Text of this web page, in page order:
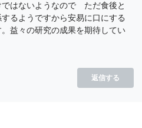
はないようなので ただ食後と
るようですから安易に口にする
益々の研究の成果を期待してい
返信する